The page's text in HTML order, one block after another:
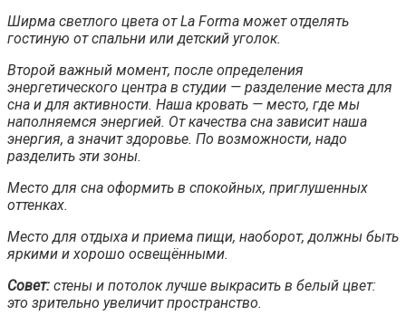
Ширма светлого цвета от La Forma может отделять
гостиную от спальни или детский уголок.
Второй важный момент, после определения
энергетического центра в студии — разделение места для
сна и для активности. Наша кровать — место, где мы
наполняемся энергией. От качества сна зависит наша
энергия, а значит здоровье. По возможности, надо
разделить эти зоны.
Место для сна оформить в спокойных, приглушенных
оттенках.
Место для отдыха и приема пищи, наоборот, должны быть
яркими и хорошо освещёнными.
Совет: стены и потолок лучше выкрасить в белый цвет:
это зрительно увеличит пространство.